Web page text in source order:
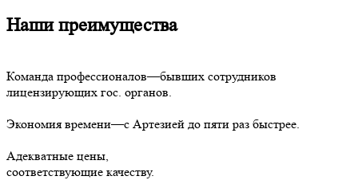
Наши преимущества
Команда профессионалов—бывших сотрудников
лицензирующих гос. органов.
Экономия времени—с Артезией до пяти раз быстрее.
Адекватные цены,
соответствующие качеству.